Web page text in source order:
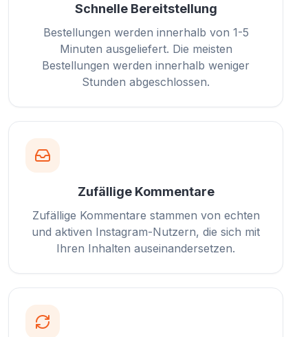
Schnelle Bereitstellung
Bestellungen werden innerhalb von 1-5
Minuten ausgeliefert. Die meisten
Bestellungen werden innerhalb weniger
Stunden abgeschlossen.
Zufällige Kommentare
Zufällige Kommentare stammen von echten
und aktiven Instagram-Nutzern, die sich mit
Ihren Inhalten auseinandersetzen.